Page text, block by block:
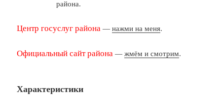
Центр госуслуг района —нажми на меня.
Официальный сайт района —жмём и смотрим.
Характеристики